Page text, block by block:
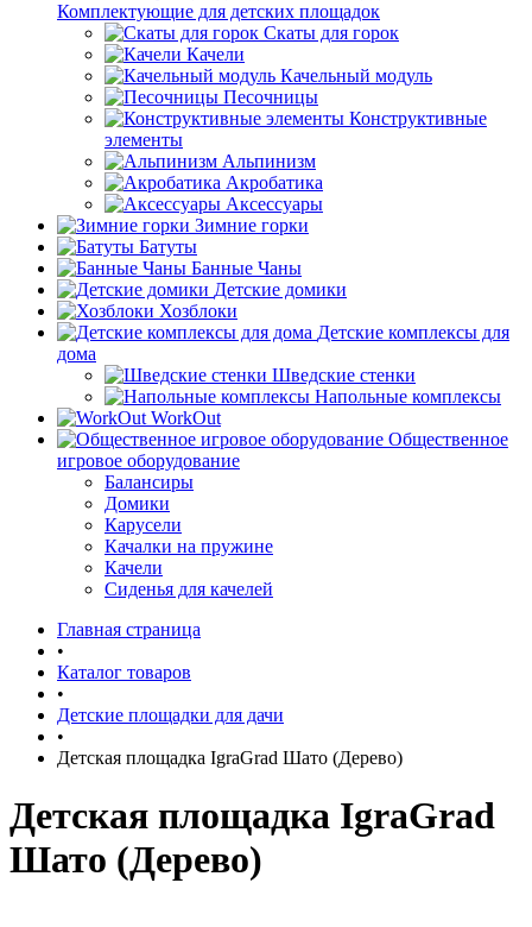
Комплектующие для детских площадок
Скаты для горок
Качели
Качельный модуль
Песочницы
Конструктивные
элементы
Альпинизм
Акробатика
Аксессуары
Зимние горки
Батуты
Банные Чаны
Детские домики
Хозблоки
Детские комплексы для
дома
Шведские стенки
Напольные комплексы
WorkOut
Общественное
игровое оборудование
Балансиры
Домики
Карусели
Качалки на пружине
Качели
Сиденья для качелей
Главная страница
•
Каталог товаров
•
Детские площадки для дачи
•
Детская площадка IgraGrad Шато (Дерево)
Детская площадка IgraGrad
Шато (Дерево)